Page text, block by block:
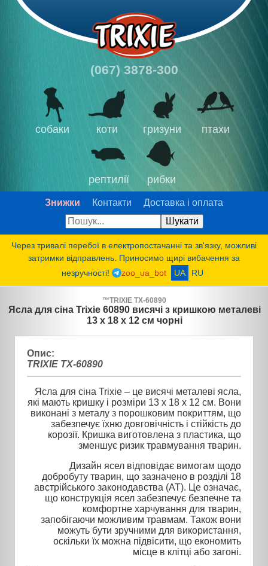
(067) 3878-300
собаки коти гризуни птахи
рептилії рибки
Знижки Контакти Доставка і оплата
Через тривалі перебої в електропостачанні та зв'язку, можливі
затримки відправлень. Приносимо щирі вибачення за
незручності!
zoo_ua_bot UA RU
™TRIXIE TX-60890
Ясла для сіна Trixie 60890 висячі з кришкою металеві
13 х 18 х 12 см чорні
Опис:
TRIXIE TX-60890
Ясла для сіна Trixie – це висячі металеві ясла,
які мають кришку і розміри 13 х 18 х 12 см. Вони
виконані з металу з порошковим покриттям, що
забезпечує їхню довговічність і стійкість до
корозії. Кришка виготовлена з пластика, що
зменшує ризик травмування тварин.
Дизайн ясел відповідає вимогам щодо
добробуту тварин, що зазначено в розділі 18
австрійського законодавства (AT). Це означає,
що конструкція ясел забезпечує безпечне та
комфортне харчування для тварин,
запобігаючи можливим травмам. Також вони
можуть бути зручними для використання,
оскільки їх можна підвісити, що економить
місце в клітці або загоні.